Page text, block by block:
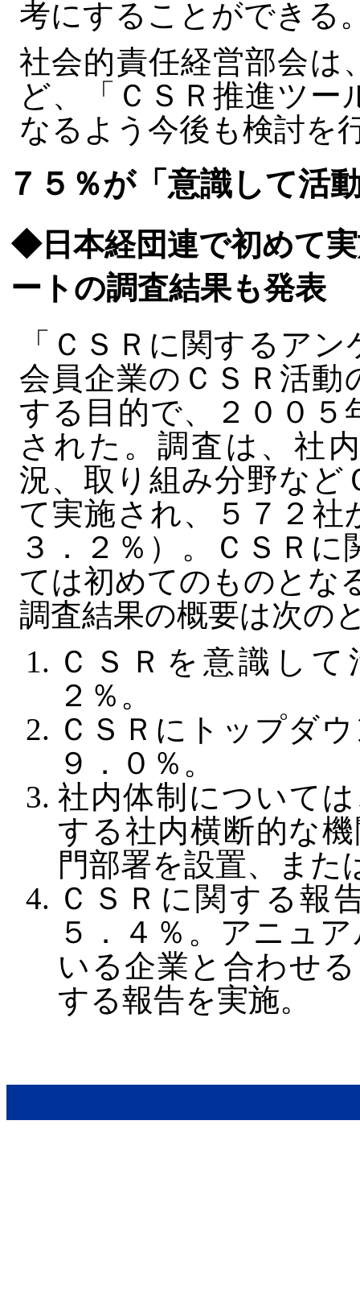
考にすることができる
社会的責任経営部会は
ど、「ＣＳＲ推進ツ
なるよう今後も検討を
７５％が「意識して活
◆日本経団連で初めて
ートの調査結果も発表
「ＣＳＲに関するア
会員企業のＣＳＲ活動
する目的で、２００５
された。調査は、社
況、取り組み分野など
て実施され、５７２社
３．２％）。ＣＳＲ
ては初めてのものとな
調査結果の概要は次の
ＣＳＲを意識し
２％。
ＣＳＲにトップダ
９．０％。
社内体制について
する社内横断的な
門部署を設置、また
ＣＳＲに関する報
５．４％。アニュ
いる企業と合わせ
する報告を実施。